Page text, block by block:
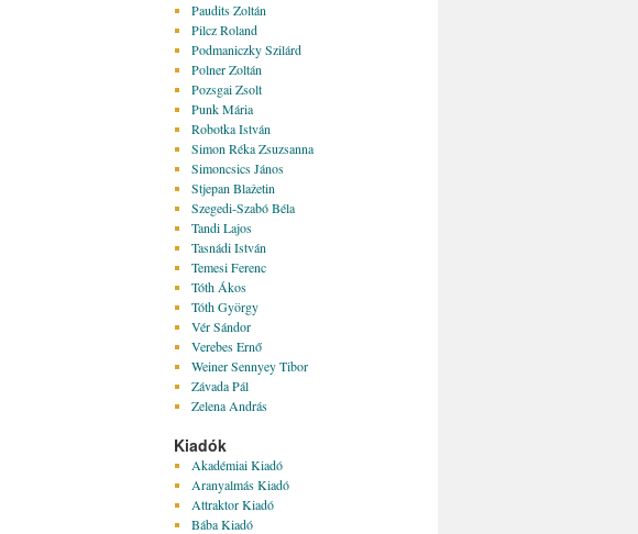
Paudits Zoltán
Pilcz Roland
Podmaniczky Szilárd
Polner Zoltán
Pozsgai Zsolt
Punk Mária
Robotka István
Simon Réka Zsuzsanna
Simoncsics János
Stjepan Blažetin
Szegedi-Szabó Béla
Tandi Lajos
Tasnádi István
Temesi Ferenc
Tóth Ákos
Tóth György
Vér Sándor
Verebes Ernő
Weiner Sennyey Tibor
Závada Pál
Zelena András
Kiadók
Akadémiai Kiadó
Aranyalmás Kiadó
Attraktor Kiadó
Bába Kiadó